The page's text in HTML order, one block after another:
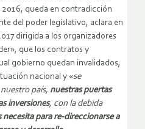
queda en contradicción
del poder legislativo, aclara en
dirigida a los organizadores
que los contratos y
gobierno quedan invalidados,
nacional y «se
país, nuestras puertas
inversiones, con la debida
necesita para re-direccionarse a